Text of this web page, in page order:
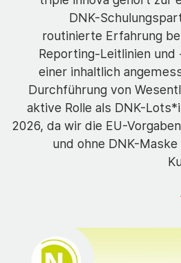
DNK-
routinierte Erfahrung
Reporting-Leitlinien
einer inhaltlich
Durchführung von
aktive Rolle als DNK-
2026, da wir die EU-
und ohne DNK-